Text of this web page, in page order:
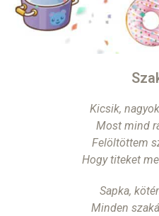
Kicsik,
Most mind
Felöltöttem
Hogy titeket
Sapka,
Minden